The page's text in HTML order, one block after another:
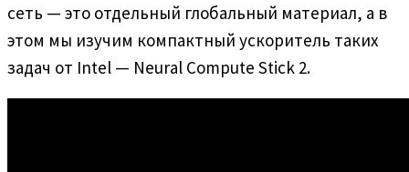
сеть — это отдельный глобальный материал, а в
этом мы изучим компактный ускоритель таких
задач от Intel — Neural Compute Stick 2.